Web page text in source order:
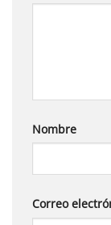
Nombre
Correo